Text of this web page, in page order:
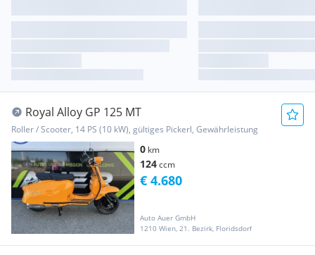
Royal Alloy GP 125 MT
Roller / Scooter, 14 PS (10 kW), gültiges Pickerl, Gewährleistung
0 km
124ccm
Auto Auer GmbH
1210 Wien, 21. Bezirk, Floridsdorf
€ 4.680